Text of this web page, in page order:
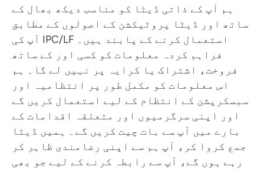
ہم آپ کے ذاتی ڈیٹا کو مناسب دیکھ بھال کے
ساتھ اور ڈیٹا پروٹیکشن کے اصولوں کے مطابق
استعمال کرنے کے پابند ہیں۔ IPC/LF آپ کی
فراہم کردہ معلومات کو کسی اور کے ساتھ
فروخت، اشتراک یا کرایہ پر نہیں لے گا۔ ہم
اس معلومات کو مکمل طور پر انتظامیہ اور
سبسکرپشن کے انتظام کے لیے استعمال کریں گے
اور اپنی سرگرمیوں اور متعلقہ اقدامات کے
بارے میں آپ سے بات چیت کریں گے۔ ہمیں ڈیٹا
جمع کروا کر، آپ ہم سے اپنی رضامندی ظاہر کر
رہے ہوں گے، آپ سے رابطہ کرنے کے لیے جو بھی